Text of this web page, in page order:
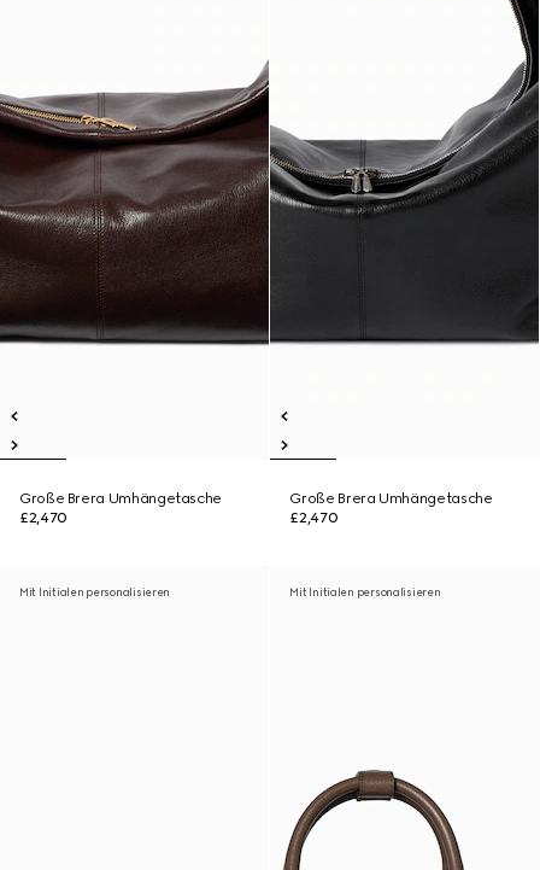
Große Brera Umhängetasche
£2,470
Große Brera Umhängetasche
£2,470
Mit Initialen personalisieren Mit Initialen personalisieren